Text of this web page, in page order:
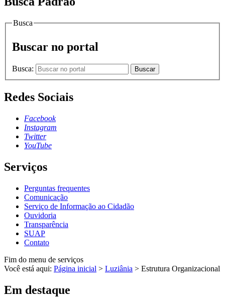
Busca
Buscar no portal
Busca: Buscar
Redes Sociais
Facebook
Instagram
Twitter
YouTube
Serviços
Perguntas frequentes
Comunicação
Serviço de Informação ao Cidadão
Ouvidoria
Transparência
SUAP
Contato
Fim do menu de serviços
Você está aqui: Página inicial > Luziânia > Estrutura Organizacional
Em destaque